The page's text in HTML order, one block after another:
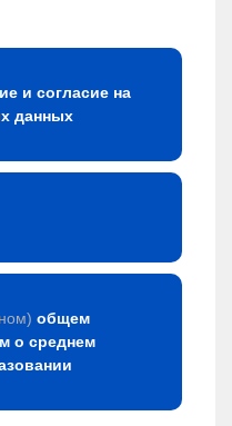
и согласие на
данных
общем
о среднем